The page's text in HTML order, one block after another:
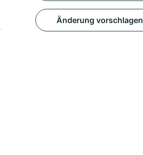
Änderung vorschlagen